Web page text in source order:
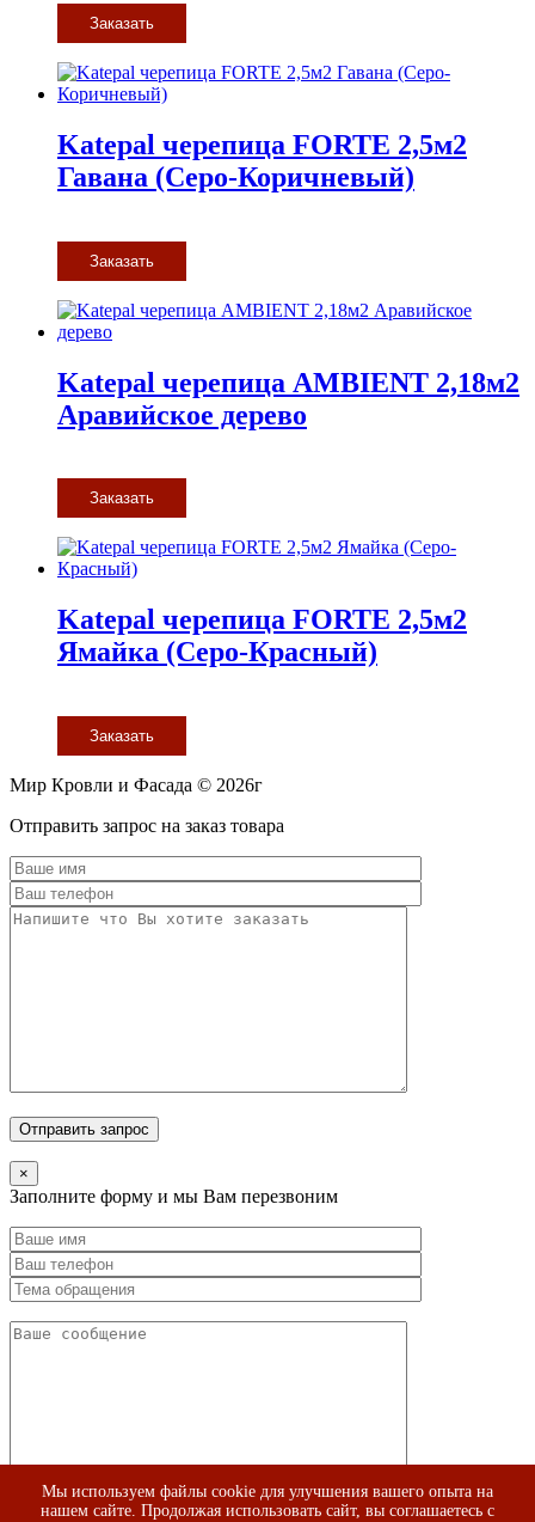
Мы используем файлы cookie для улучшения вашего опыта на
нашем сайте. Продолжая использовать сайт, вы соглашаетесь с
Заказать
Katepal черепица FORTE 2,5м2
Гавана (Серо-Коричневый)
Заказать
Katepal черепица AMBIENT 2,18м2
Аравийское дерево
Заказать
Katepal черепица FORTE 2,5м2
Ямайка (Серо-Красный)
Заказать
Мир Кровли и Фасада © 2026г
Прокрутить
Отправить запрос на заказ товара
×
Заполните форму и мы Вам перезвоним